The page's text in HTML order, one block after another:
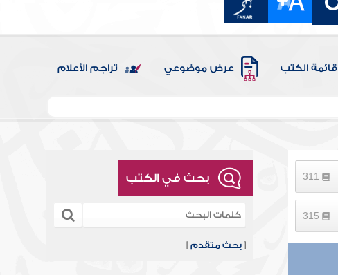
قائمة الكتب عرض موضوعي تراجم الأعلام
بحث في الكتب
[بحث متقدم ]